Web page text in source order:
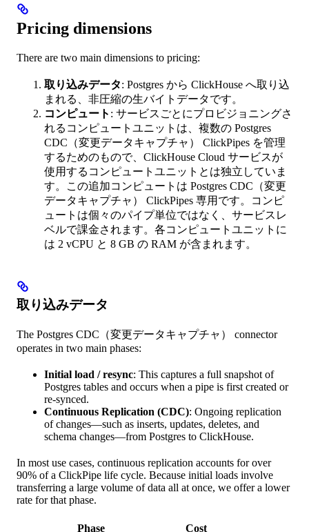
Pricing dimensions
There are two main dimensions to pricing:
取り込みデータ: Postgres から ClickHouse へ取り込
まれる、非圧縮の生バイトデータです。
コンピュート : サービスごとにプロビジョニングさ
れるコンピュートユニットは、複数の Postgres
CDC（変更データキャプチャ） ClickPipes を管理
するためのもので、ClickHouse Cloud サービスが
使用するコンピュートユニットとは独立していま
す。この追加コンピュートは Postgres CDC（変更
データキャプチャ） ClickPipes 専用です。コンピ
ュートは個々のパイプ単位ではなく、サービスレ
ベルで課金されます。各コンピュートユニットに
は 2 vCPU と 8 GB の RAM が含まれます。
取り込みデータ
The Postgres CDC（変更データキャプチャ） connector
operates in two main phases:
Initial load / resync: This captures a full snapshot of
Postgres tables and occurs when a pipe is first created or
re-synced.
Continuous Replication (CDC): Ongoing replication
of changes—such as inserts, updates, deletes, and
schema changes—from Postgres to ClickHouse.
In most use cases, continuous replication accounts for over
90% of a ClickPipe life cycle. Because initial loads involve
transferring a large volume of data all at once, we offer a lower
rate for that phase.
Phase Cost